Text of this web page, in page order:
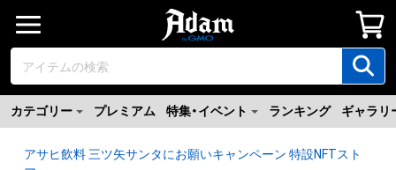
カテゴリー プレミアム 特集・イベント ランキング ギャラリ
アサヒ飲料 三ツ矢サンタにお願いキャンペーン 特設NFTスト